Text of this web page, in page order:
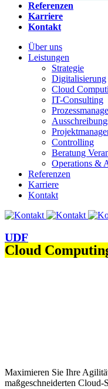
Referenzen
Karriere
Kontakt
Über uns
Leistungen
Strategie
Digitalisierung
Cloud
IT-Consulting
Controlling
Beratung
Operations &
Referenzen
Karriere
Kontakt
UDF
Cloud
Maximieren Sie Ihre
maßgeschneiderten Cloud-